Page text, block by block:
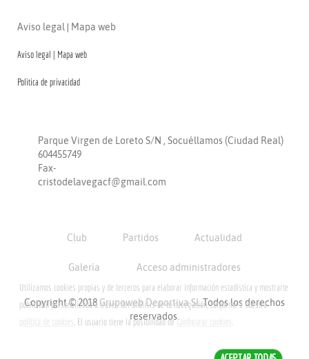
Aviso legal | Mapa web
Aviso legal | Mapa web
Politica de privacidad
Parque Virgen de Loreto S/N , Socuéllamos (Ciudad Real)
604455749
Fax-
cristodelavegacf@gmail.com
Club Partidos Actualidad
Galería Acceso administradores
Copyright © 2018 Grupoweb Deportiva SL.Todos los derechos
reservados.
Utilizamos cookies propias y de terceros para elaborar información estadística y mostrarte
publicidad personalizada a través del análisis de tu navegación, conforme a nuestra
. El usuario tiene la posibilidad deConfigurar cookies .